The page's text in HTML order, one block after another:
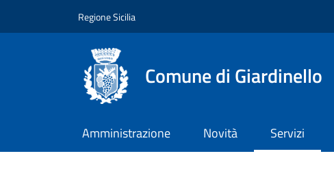
Regione Sicilia
Comune di Giardinello
Amministrazione Novità Servizi